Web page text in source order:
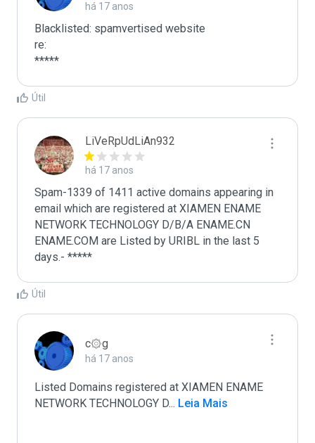
há 17 anos
Blacklisted: spamvertised website
re:
*****
Útil
LiVeRpUdLiAn932
há 17 anos
Spam-1339 of 1411 active domains appearing in
email which are registered at XIAMEN ENAME
NETWORK TECHNOLOGY D/B/A ENAME.CN
ENAME.COM are Listed by URIBL in the last 5
days.- *****
Útil
c۞g
há 17 anos
Listed Domains registered at XIAMEN ENAME
NETWORK TECHNOLOGY D... Leia Mais